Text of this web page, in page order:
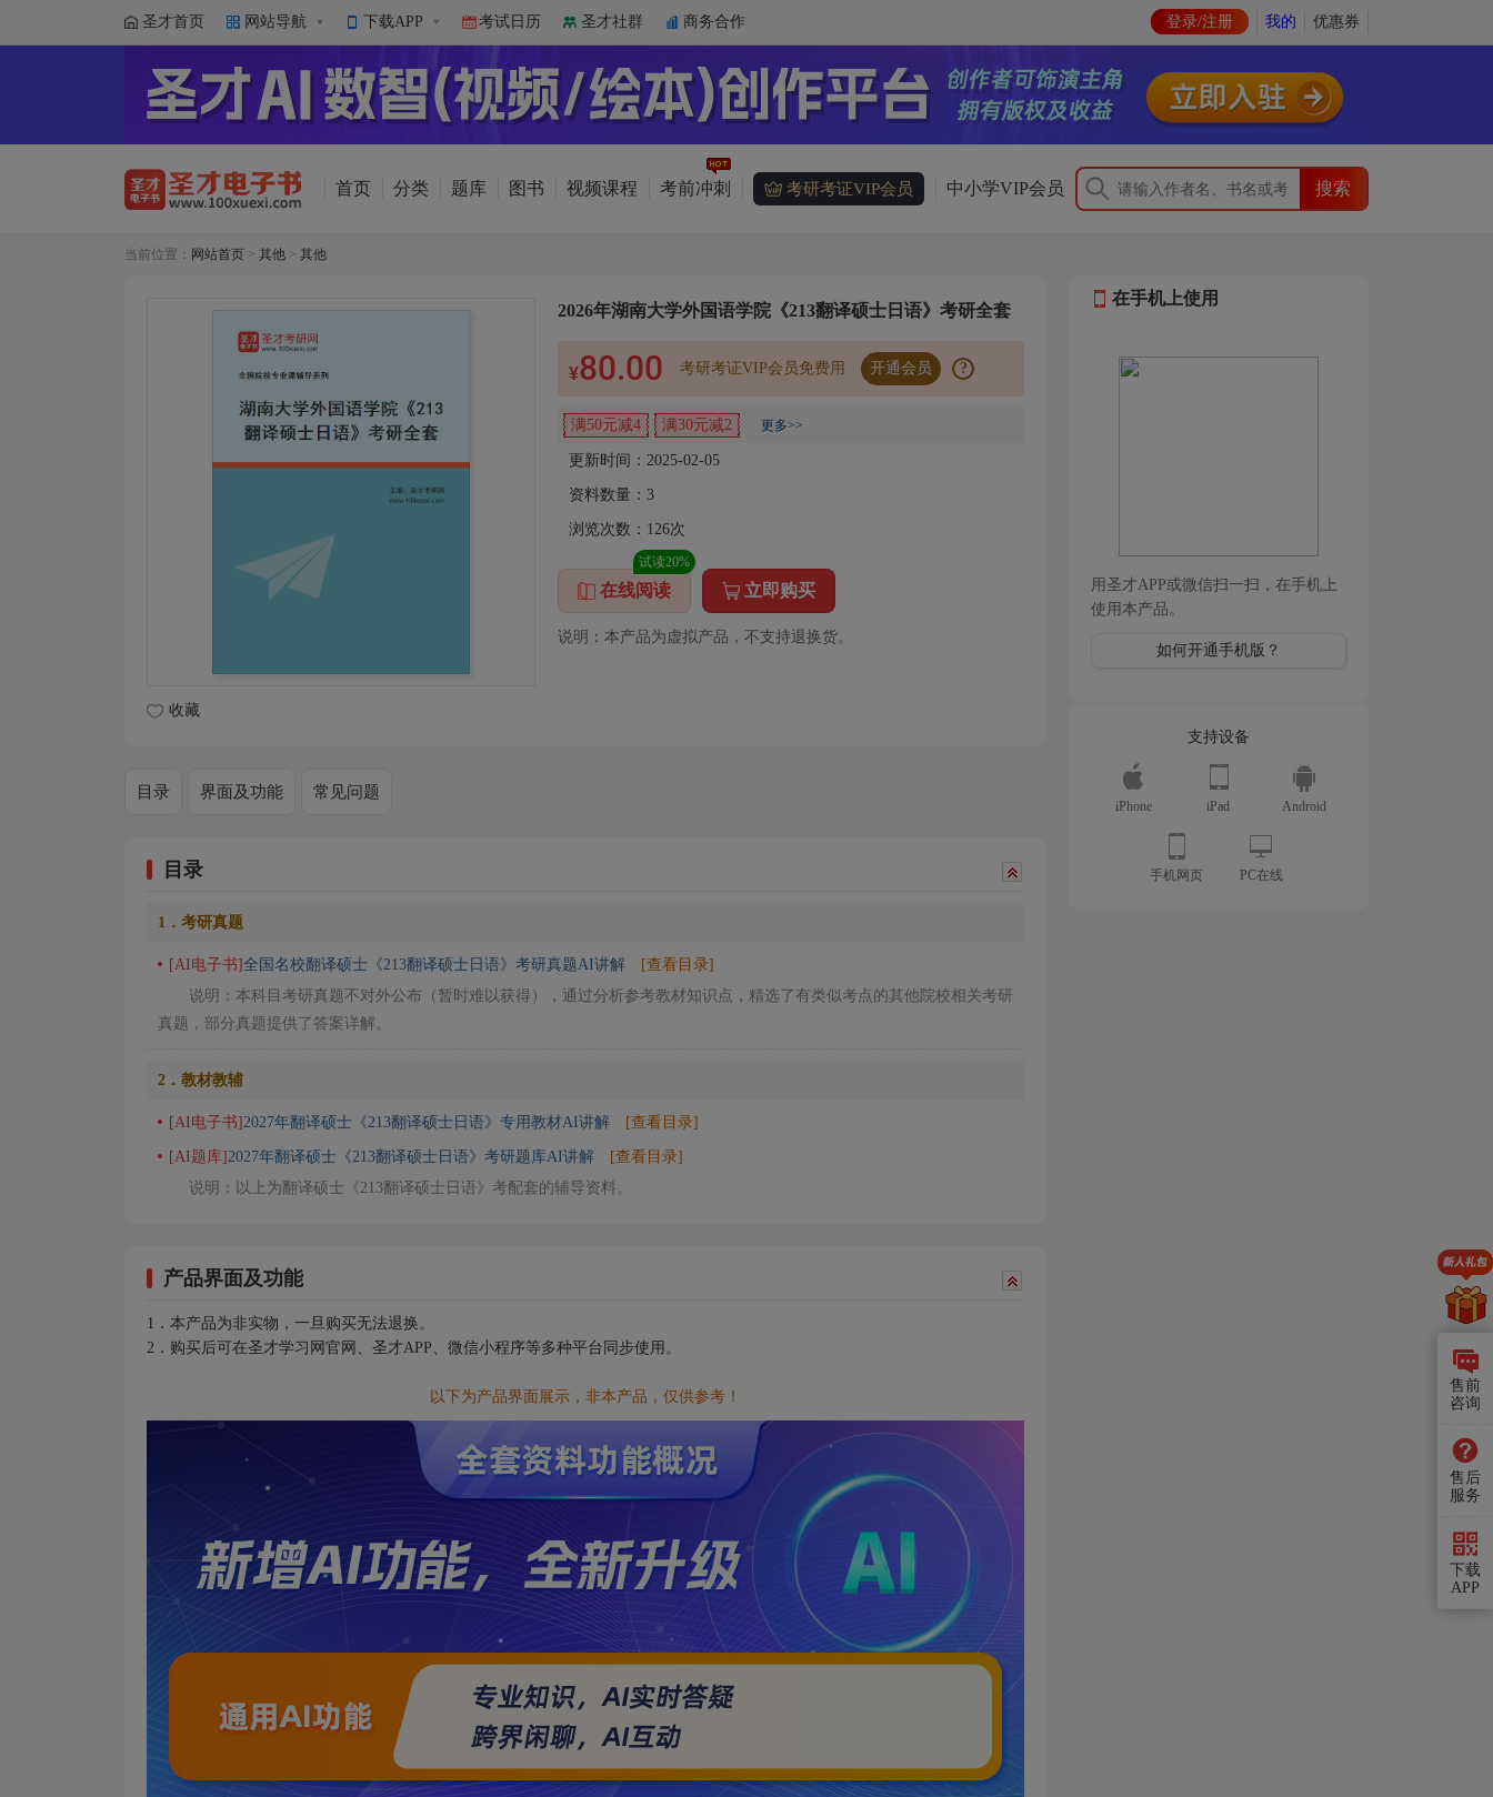
圣才首页 网站导航 下载APP 考试日历 圣才社群 商务合作 登录/注册 我的 优惠券
首页 分类 题库 图书 视频课程 考前冲刺 考研考证VIP会员 中小学VIP会员
当前位置： 网站首页 > 其他 > 其他
收藏
2026年湖南大学外国语学院《213翻译硕士日语》考研全套
¥80.00 考研考证VIP会员免费用 开通会员 ?
满50元减4 满30元减2 更多>>
更新时间：2025-02-05
资料数量： 3
浏览次数： 126次
在线阅读
试读20%
立即购买
说明：本产品为虚拟产品，不支持退换货。
目录 界面及功能 常见问题
目录
1．考研真题
[AI电子书]全国名校翻译硕士《213翻译硕士日语》考研真题AI讲解
[查看目录]
说明：本科目考研真题不对外公布（暂时难以获得），通过分析参考教材知识点，精选了有类似考点的其他院校相关考研
真题，部分真题提供了答案详解。
2．教材教辅
[AI电子书]2027年翻译硕士《213翻译硕士日语》专用教材AI讲解 [查看目录]
[AI题库]2027年翻译硕士《213翻译硕士日语》考研题库AI讲解
[查看目录]
说明：以上为翻译硕士《213翻译硕士日语》考配套的辅导资料。
产品界面及功能
1．本产品为非实物，一旦购买无法退换。
2．购买后可在圣才学习网官网、圣才APP、微信小程序等多种平台同步使用。
以下为产品界面展示，非本产品，仅供参考！
在手机上使用
用圣才APP或微信扫一扫，在手机上
使用本产品。
如何开通手机版？
支持设备
iPhone iPad Android
手机网页 PC在线
售前
咨询
售后
服务
下载
APP